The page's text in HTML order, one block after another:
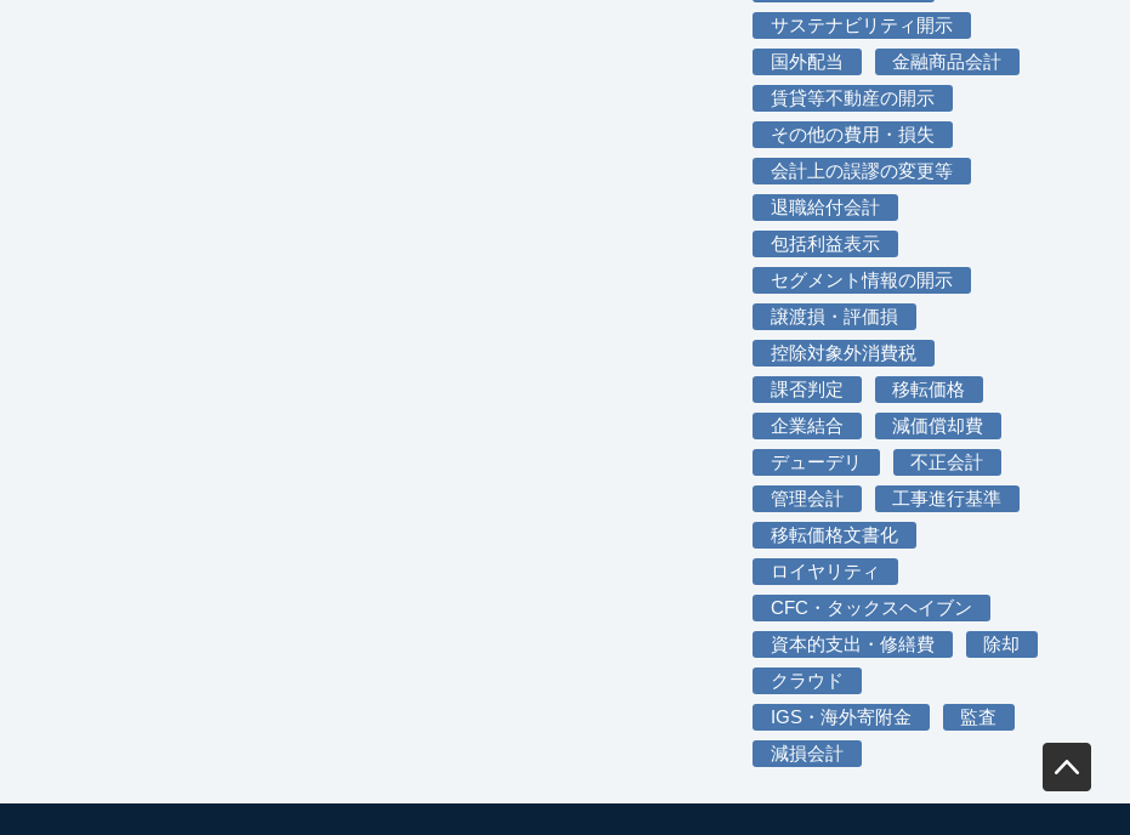
サステナビリティ開示
国外配当
金融商品会計
賃貸等不動産の開示
その他の費用・損失
会計上の誤謬の変更等
退職給付会計
包括利益表示
セグメント情報の開示
譲渡損・評価損
控除対象外消費税
課否判定
移転価格
企業結合
減価償却費
デューデリ
不正会計
管理会計
工事進行基準
移転価格文書化
ロイヤリティ
CFC・タックスヘイブン
資本的支出・修繕費
除却
クラウド
IGS・海外寄附金
監査
減損会計